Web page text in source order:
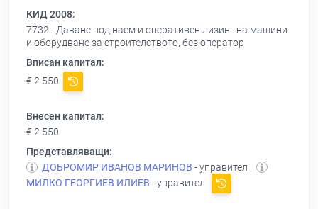
КИД 2008:
7732 - Даване под наем и оперативен лизинг на машини
и оборудване за строителството, без оператор
Вписан капитал:
€ 2 550
Внесен капитал:
€ 2 550
Представляващи:
ДОБРОМИР ИВАНОВ МАРИНОВ - управител |
МИЛКО ГЕОРГИЕВ ИЛИЕВ - управител